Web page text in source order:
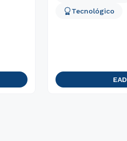
Tecnológico
EAD